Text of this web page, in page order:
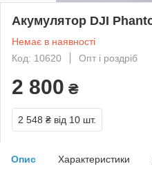
Акумулятор DJI
Немає в наявності
Код: 10620
Опт і роздріб
2 800 ₴
2 548 ₴ від 10 шт.
Опис Характеристики